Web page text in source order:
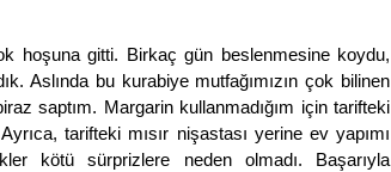
hoşuna gitti. Birkaç gün beslenmesine koydu,
Aslında bu kurabiye mutfağımızın çok bilinen
saptım. Margarin kullanmadığım için tarifteki
tarifteki mısır nişastası yerine ev yapımı
kötü sürprizlere neden olmadı. Başarıyla